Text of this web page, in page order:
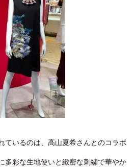
ているのは、高山夏希さんとのコラボ
多彩な生地使いと緻密な刺繍で華やか